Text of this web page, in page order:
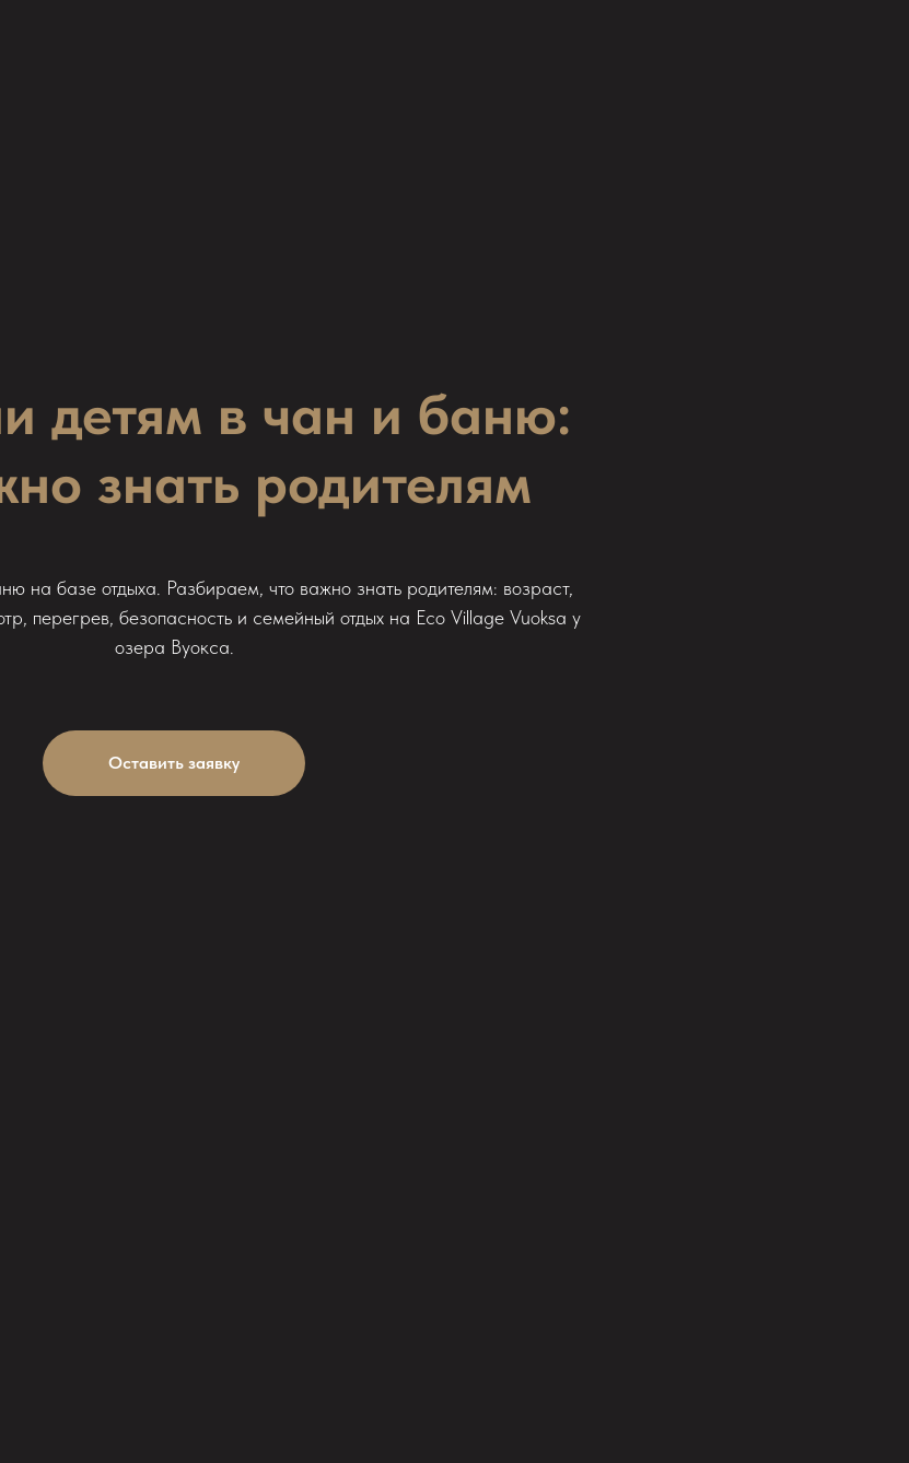
детям в чан и баню:
знать родителям
на базе отдыха. Разбираем, что важно знать родителям: возраст,
перегрев, безопасность и семейный отдых на Eco Village Vuoksa у
озера Вуокса.
Оставить заявку